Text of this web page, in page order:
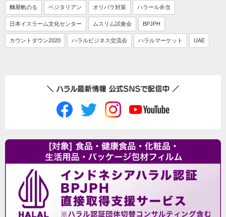
麵屋帆のる ベジタリアン オリパラ対策 ハラール弁当
日本イスラーム文化センター ムスリム試食会 BPJPH
カウントダウン2020 ハラルビジネス交流会 ハラルマーケット UAE